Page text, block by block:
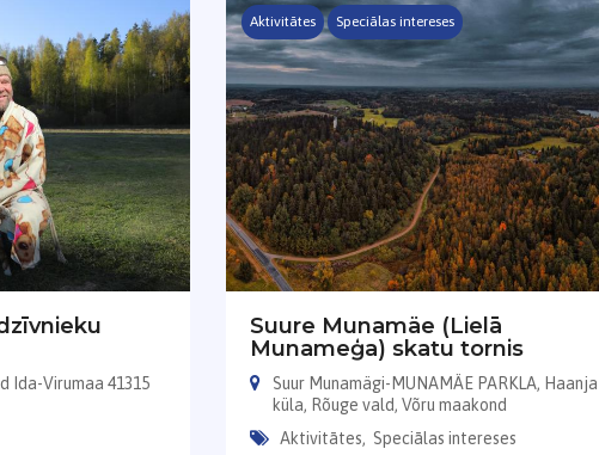
Ida-Virumaa 41315
Aktivitātes Speciālas intereses
Suure Munamäe (Lielā
Munameģa) skatu tornis
Suur Munamägi-MUNAMÄE PARKLA, Haanja
küla, Rõuge vald, Võru maakond
Aktivitātes, Speciālas intereses